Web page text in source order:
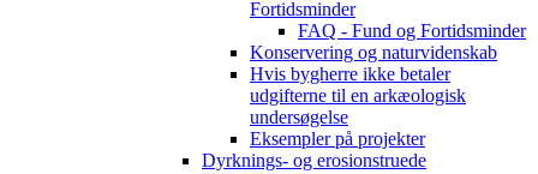
Fortidsminder
FAQ - Fund og Fortidsminder
Konservering og naturvidenskab
Hvis bygherre ikke betaler
udgifterne til en arkæologisk
undersøgelse
Eksempler på projekter
Dyrknings- og erosionstruede